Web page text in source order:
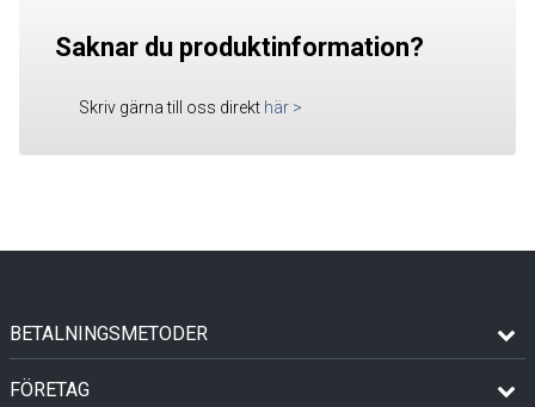
Saknar du produktinformation?
Skriv gärna till oss direkt här >
BETALNINGSMETODER
FÖRETAG